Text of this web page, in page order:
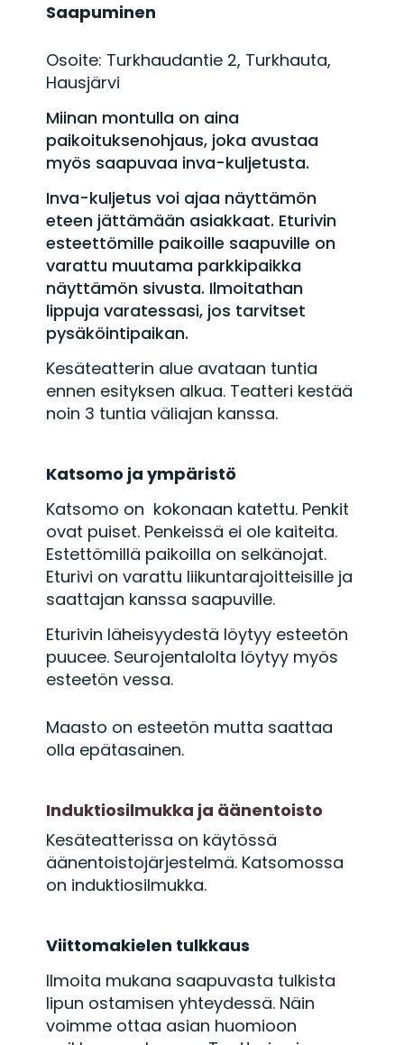
Saapuminen
Osoite: Turkhaudantie 2, Turkhauta,
Hausjärvi
Miinan montulla on aina
paikoituksenohjaus, joka avustaa
myös saapuvaa inva-kuljetusta.
Inva-kuljetus voi ajaa näyttämön
eteen jättämään asiakkaat. Eturivin
esteettömille paikoille saapuville on
varattu muutama parkkipaikka
näyttämön sivusta. Ilmoitathan
lippuja varatessasi, jos tarvitset
pysäköintipaikan.
Kesäteatterin alue avataan tuntia
ennen esityksen alkua. Teatteri kestää
noin 3 tuntia väliajan kanssa.
Katsomo ja ympäristö
Katsomo on kokonaan katettu. Penkit
ovat puiset. Penkeissä ei ole kaiteita.
Estettömillä paikoilla on selkänojat.
Eturivi on varattu liikuntarajoitteisille ja
saattajan kanssa saapuville.
Eturivin läheisyydestä löytyy esteetön
puucee. Seurojentalolta löytyy myös
esteetön vessa.
Maasto on esteetön mutta saattaa
olla epätasainen.
Induktiosilmukka ja äänentoisto
Kesäteatterissa on käytössä
äänentoistojärjestelmä. Katsomossa
on induktiosilmukka.
Viittomakielen tulkkaus
Ilmoita mukana saapuvasta tulkista
lipun ostamisen yhteydessä. Näin
voimme ottaa asian huomioon